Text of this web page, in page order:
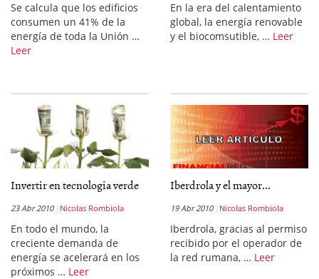
Se calcula que los edificios
consumen un 41% de la
energía de toda la Unión …
Leer
En la era del calentamiento
global, la energía renovable
y el biocomsutible, … Leer
Invertir en tecnologia verde
23 Abr 2010 Nicolas Rombiola
En todo el mundo, la
creciente demanda de
energía se acelerará en los
próximos … Leer
Iberdrola y el mayor...
19 Abr 2010 Nicolas Rombiola
Iberdrola, gracias al permiso
recibido por el operador de
la red rumana, … Leer